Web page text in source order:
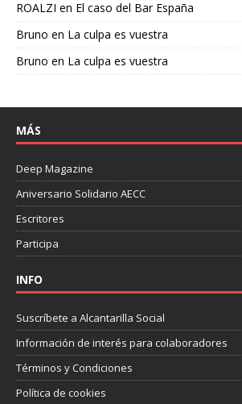
ROALZI en El caso del Bar España
Bruno en La culpa es vuestra
Bruno en La culpa es vuestra
MÁS
Deep Magazine
Aniversario Solidario AECC
Escritores
Participa
INFO
Suscríbete a Alcantarilla Social
Información de interés para colaboradores
Términos y Condiciones
Política de cookies